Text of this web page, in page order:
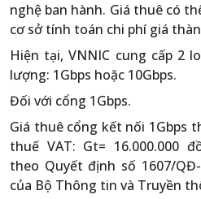
nghệ ban hành. Giá thuê có
cơ sở tính toán chi phí giá
Hiện tại, VNNIC cung cấp 2
lượng: 1Gbps hoặc 10Gbps.
Đối với cổng 1Gbps.
Giá thuê cổng kết nối 1Gbps
thuế VAT: Gt= 16.000.000
theo Quyết định số 1607/
của Bộ Thông tin và Truyền